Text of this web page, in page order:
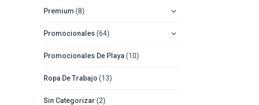
Premium (8)
Promocionales (64)
Promocionales De Playa (10)
Ropa De Trabajo (13)
Sin Categorizar (2)